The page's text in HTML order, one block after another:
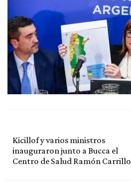
Kicillof y varios ministros
inauguraron junto a Bucca el
Centro de Salud Ramón Carrillo